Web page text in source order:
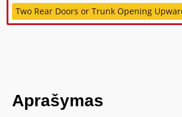
Two Rear Doors or Trunk Opening
Aprašymas